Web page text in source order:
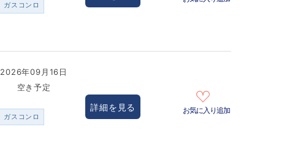
ガスコンロ
2026年09月16日
空き予定
ガスコンロ
詳細を見る お気に入り追加